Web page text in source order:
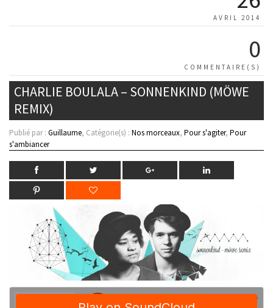
AVRIL 2014
0
COMMENTAIRE(S)
CHARLIE BOULALA – SONNENKIND (MÖWE
REMIX)
Publié par : Guillaume, Catégorie(s) : Nos morceaux, Pour s'agiter, Pour
s'ambiancer